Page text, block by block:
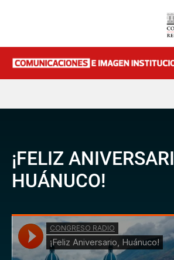
¡FELIZ
HUÁNUCO!